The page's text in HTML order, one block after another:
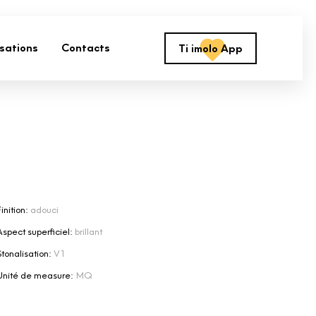
Contacts Ti imolo App
adouci
superficiel: brillant
V1
de measure: MQ